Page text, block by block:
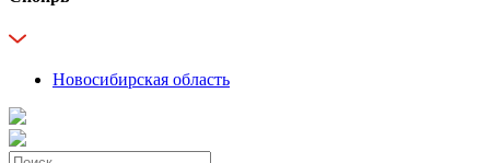
Новосибирская область